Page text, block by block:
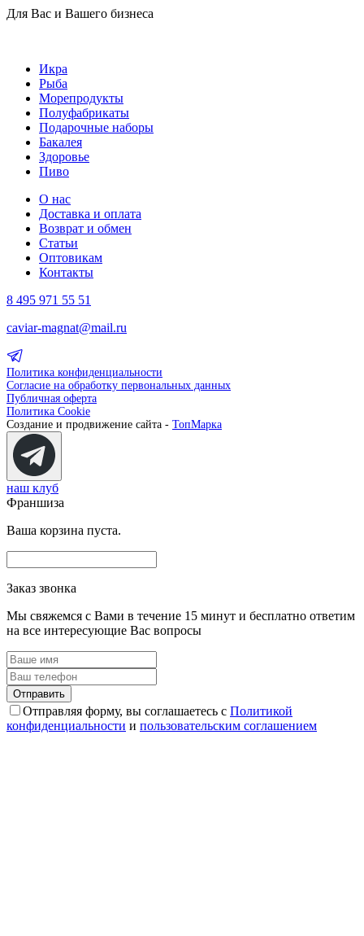
Для Вас и Вашего бизнеса
Икра
Рыба
Морепродукты
Полуфабрикаты
Подарочные наборы
Бакалея
Здоровье
Пиво
О нас
Доставка и оплата
Возврат и обмен
Статьи
Оптовикам
Контакты
8 495 971 55 51
caviar-magnat@mail.ru
Политика конфиденциальности
Согласие на обработку первональных данных
Публичная оферта
Политика Cookie
Создание и продвижение сайта - ТопМарка
наш клуб
Франшиза
Ваша корзина пуста.
Заказ звонка
Мы свяжемся с Вами в течение 15 минут и бесплатно ответим
на все интересующие Вас вопросы
Отправляя форму, вы соглашаетесь с Политикой
конфиденциальности и пользовательским соглашением